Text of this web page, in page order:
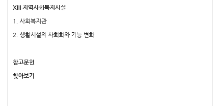
XIII 지역사회복지시설
1. 사회복지관
2. 생활시설의 사회화와 기능 변화
참고문헌
찾아보기